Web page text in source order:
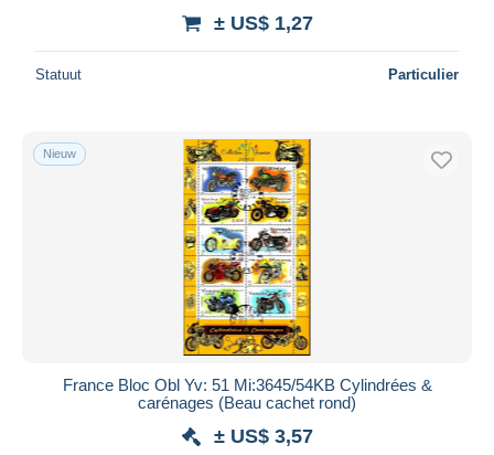
± US$ 1,27
Statuut Particulier
Nieuw
France Bloc Obl Yv: 51 Mi:3645/54KB Cylindrées &
carénages (Beau cachet rond)
± US$ 3,57